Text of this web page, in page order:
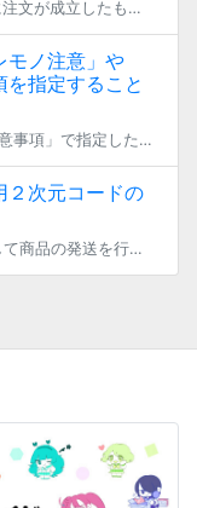
変更をすることができます。 ただし、既に注文が成立したものについては変更できません。 商品サイズを間違えて登録してしまった場合、運営事務局でキャンセルを行いますので、お問い合わせフォームよりご連絡ください。（その際、代金 […]
モノ注意」や
を指定すること
商品登録時の設定画面より、「送り状の注意事項」で指定した注意事項を選択してください。
２次元コードの
発送用２次元コード（QRコード）を利用して商品の発送を行わないまま 発送有効期限を超過してしまった場合には、発送用２次元コードの再発行が必要となります。 ＜再発行方法＞ （１）トップ画面右上のファンクラブメニューから、「 […]